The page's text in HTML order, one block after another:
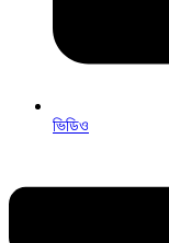
ভিডিও